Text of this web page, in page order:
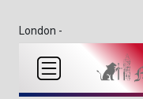
London -